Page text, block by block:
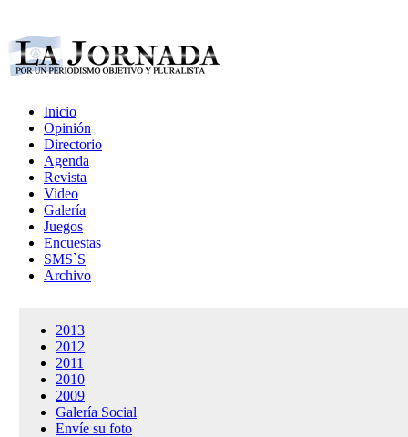
Inicio
Opinión
Directorio
Agenda
Revista
Video
Galería
Juegos
Encuestas
SMS`S
Archivo
2013
2012
2011
2010
2009
Galería Social
Envíe su foto